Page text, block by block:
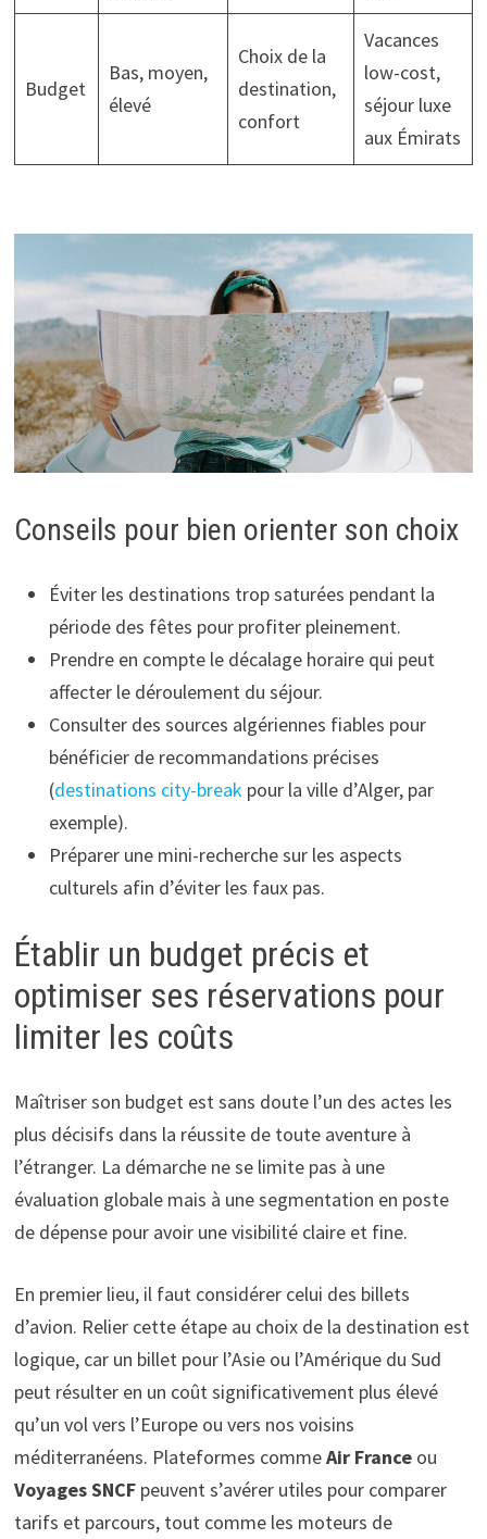
Budget
Bas, moyen,
élevé
Choix de la
destination,
confort
Vacances
low-cost,
séjour luxe
aux Émirats
Conseils pour bien orienter son choix
Éviter les destinations trop saturées pendant la
période des fêtes pour profiter pleinement.
Prendre en compte le décalage horaire qui peut
affecter le déroulement du séjour.
Consulter des sources algériennes fiables pour
bénéficier de recommandations précises
(destinations city-breakpour la ville d’Alger, par
exemple).
Préparer une mini-recherche sur les aspects
culturels afin d’éviter les faux pas.
Établir un budget précis et
optimiser ses réservations pour
limiter les coûts
Maîtriser son budget est sans doute l’un des actes les
plus décisifs dans la réussite de toute aventure à
l’étranger. La démarche ne se limite pas à une
évaluation globale mais à une segmentation en poste
de dépense pour avoir une visibilité claire et fine.
En premier lieu, il faut considérer celui des billets
d’avion. Relier cette étape au choix de la destination est
logique, car un billet pour l’Asie ou l’Amérique du Sud
peut résulter en un coût significativement plus élevé
qu’un vol vers l’Europe ou vers nos voisins
méditerranéens. Plateformes commeAir Franceou
Voyages SNCFpeuvent s’avérer utiles pour comparer
tarifs et parcours, tout comme les moteurs de